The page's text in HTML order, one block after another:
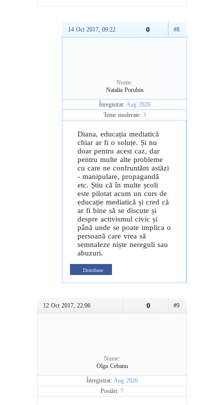
14 Oct 2017, 09:22 #8
0
Diana, educația mediatică
chiar ar fi o soluțe. Și nu
doar pentru acest caz, dar
pentru multe alte probleme
cu care ne confruntăm astăzi
- manipulare, propagandă
etc. Știu că în multe școli
este pilotat acum un curs de
educație mediatică și cred că
ar fi bine să se discute și
despre activismul civic și
până unde se poate implica o
persoană care vrea să
semnaleze niște nereguli sau
abuzuri.
Distribuie
Nume:
Natalia Porubin
Înregistrat: Aug 2026
Teme moderate: 3
12 Oct 2017, 22:06 #9
0
Nume:
Olga Cebanu
Înregistrat: Aug 2026
Postări: 7